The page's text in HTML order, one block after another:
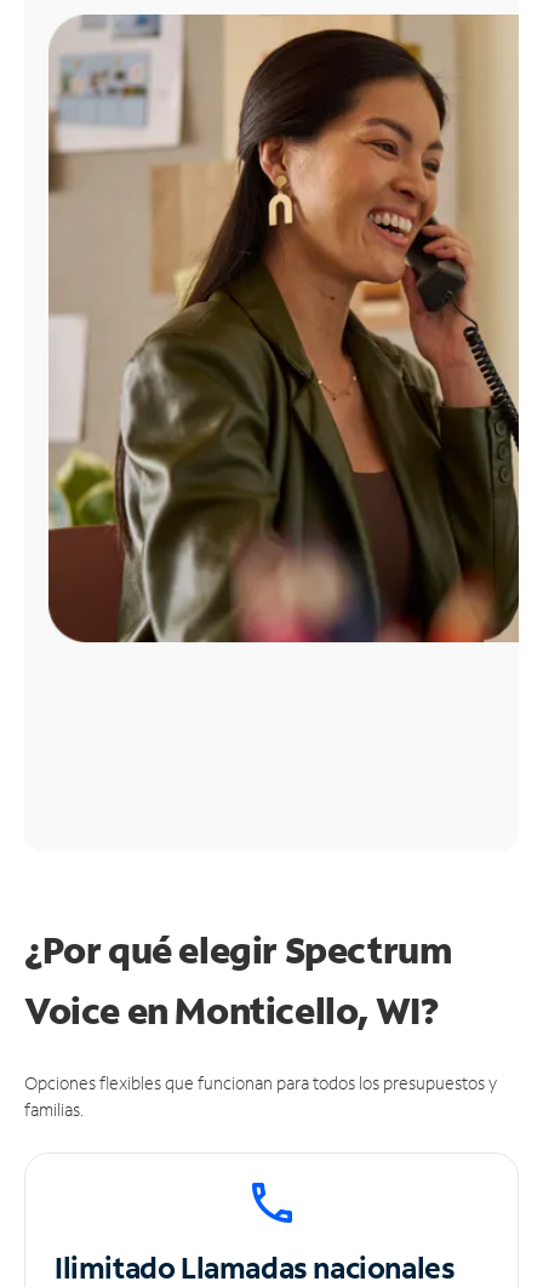
Administrar
cuenta
Encuentra
tienda
¿Por qué elegir Spectrum
Voice en Monticello, WI?
Opciones flexibles que funcionan para todos los presupuestos y
familias.
IlimitadoLlamadas nacionales